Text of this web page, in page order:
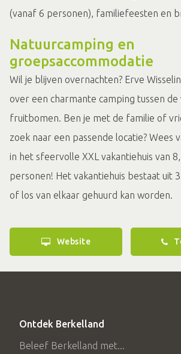
(vanaf 6 personen), familiefeesten en
Natuurcamping en
groepsaccommodatie
Wil je blijven overnachten? Erve
over een charmante camping tussen de
fruitbomen. Ben je met de familie of
zoek naar een passende locatie? Wees
in het sfeervolle XXL vakantiehuis van
personen! Het vakantiehuis bestaat uit
of los van elkaar gehuurd kan worden.
Website
Ontdek Berkelland
Beleef Berkelland met...